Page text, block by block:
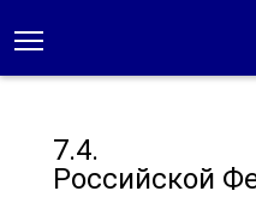
7.4.
Российской